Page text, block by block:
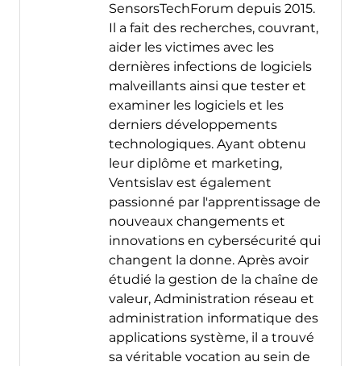
SensorsTechForum depuis 2015.
Il a fait des recherches, couvrant,
aider les victimes avec les
dernières infections de logiciels
malveillants ainsi que tester et
examiner les logiciels et les
derniers développements
technologiques. Ayant obtenu
leur diplôme et marketing,
Ventsislav est également
passionné par l'apprentissage de
nouveaux changements et
innovations en cybersécurité qui
changent la donne. Après avoir
étudié la gestion de la chaîne de
valeur, Administration réseau et
administration informatique des
applications système, il a trouvé
sa véritable vocation au sein de